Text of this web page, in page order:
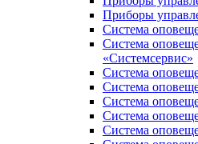
Приборы
Система
Система
«Системсервис»
Система
Система
Система
Система
Система